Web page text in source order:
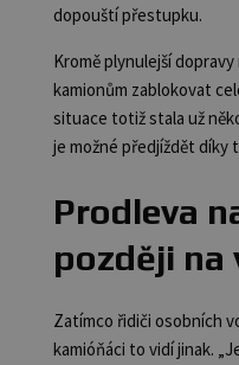
dopouští přestupku.
Kromě plynulejší
kamionům zablokovat
situace totiž stala už
je možné předjíždět díky
Prodleva
později na
Zatímco řidiči osobních
kamióňáci to vidí jinak.